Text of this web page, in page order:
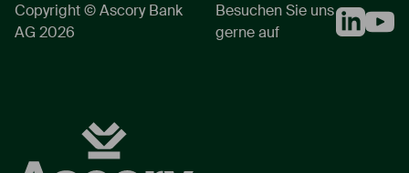
Copyright © Ascory Bank
AG 2026
Besuchen Sie uns
gerne auf